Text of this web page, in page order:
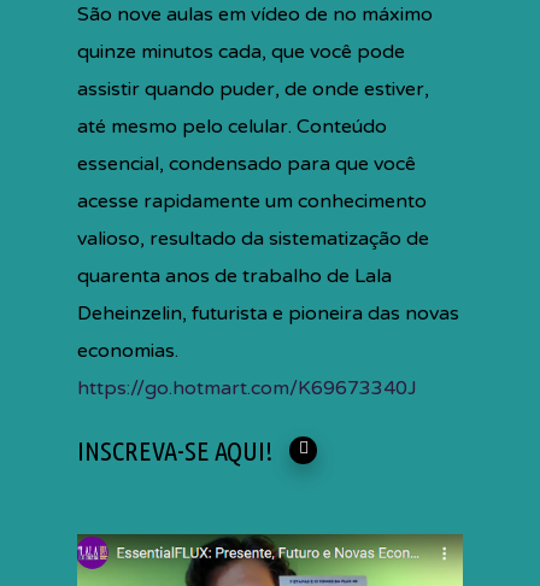
São nove aulas em vídeo de no máximo
quinze minutos cada, que você pode
assistir quando puder, de onde estiver,
até mesmo pelo celular. Conteúdo
essencial, condensado para que você
acesse rapidamente um conhecimento
valioso, resultado da sistematização de
quarenta anos de trabalho de Lala
Deheinzelin, futurista e pioneira das novas
economias.
https://go.hotmart.com/K69673340J
INSCREVA-SE AQUI!